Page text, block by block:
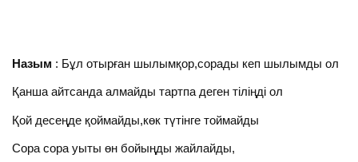
Назым : Бұл отырған шылымқор,сорады кеп шылымды ол
Қанша айтсанда алмайды тартпа деген тіліңді ол
Қой десеңде қоймайды,көк түтінге тоймайды
Сора сора уыты өн бойыңды жайлайды,